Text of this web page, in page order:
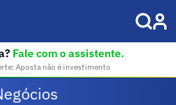
Fale com o assistente.
Aposta não é investimento